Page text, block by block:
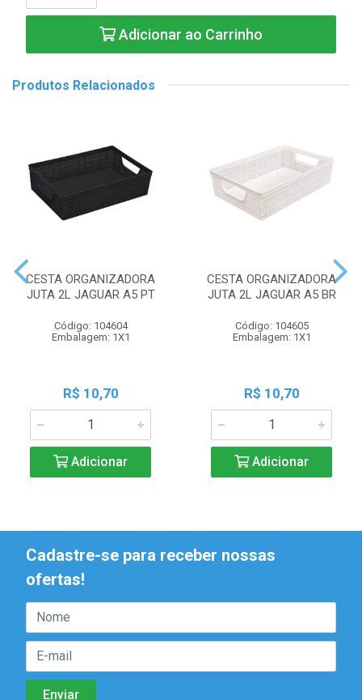
Adicionar ao Carrinho
Produtos Relacionados
CESTA ORGANIZADORA
JUTA 2L JAGUAR A5 PT
Código: 104604
Embalagem: 1X1
R$ 10,70
Adicionar
CESTA ORGANIZADORA
JUTA 2L JAGUAR A5 BR
Código: 104605
Embalagem: 1X1
R$ 10,70
Adicionar
Cadastre-se para receber nossas
ofertas!